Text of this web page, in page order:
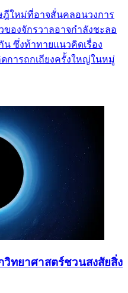
ฎีใหม่ที่อาจสั่นคลอนวงการ
ของจักรวาลอาจกำลังชะลอ
น ซึ่งท้าทายแนวคิดเรื่อง
การถกเถียงครั้งใหญ่ในหมู่
ทยาศาสตร์ชวนสงสัยสิ่ง